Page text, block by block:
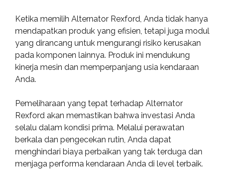
Ketika memilih Alternator Rexford, Anda tidak hanya
mendapatkan produk yang efisien, tetapi juga modul
yang dirancang untuk mengurangi risiko kerusakan
pada komponen lainnya. Produk ini mendukung
kinerja mesin dan memperpanjang usia kendaraan
Anda.
Pemeliharaan yang tepat terhadap Alternator
Rexford akan memastikan bahwa investasi Anda
selalu dalam kondisi prima. Melalui perawatan
berkala dan pengecekan rutin, Anda dapat
menghindari biaya perbaikan yang tak terduga dan
menjaga performa kendaraan Anda di level terbaik.